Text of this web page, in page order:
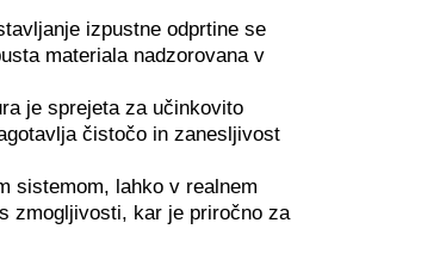
izpustne odprtine se
materiala nadzorovana v
je sprejeta za učinkovito
čistočo in zanesljivost
sistemom, lahko v realnem
zmogljivosti, kar je priročno za